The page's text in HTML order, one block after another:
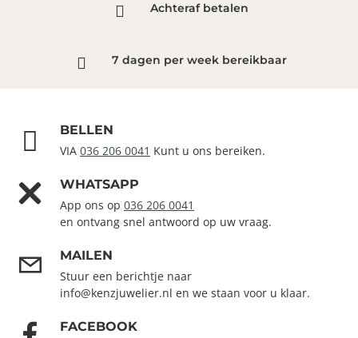
Achteraf betalen
7 dagen per week bereikbaar
BELLEN
VIA 036 206 0041 Kunt u ons bereiken.
WHATSAPP
App ons op 036 206 0041
en ontvang snel antwoord op uw vraag.
MAILEN
Stuur een berichtje naar
info@kenzjuwelier.nl en we staan voor u klaar.
FACEBOOK